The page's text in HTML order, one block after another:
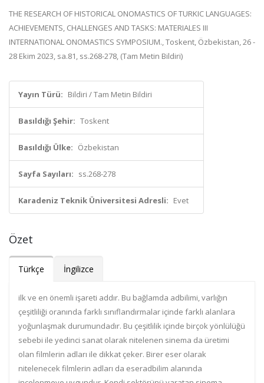
THE RESEARCH OF HISTORICAL ONOMASTICS OF TURKIC LANGUAGES:
ACHIEVEMENTS, CHALLENGES AND TASKS: MATERIALES III
INTERNATIONAL ONOMASTICS SYMPOSIUM., Toskent, Özbekistan, 26 -
28 Ekim 2023, sa.81, ss.268-278, (Tam Metin Bildiri)
Yayın Türü: Bildiri / Tam Metin Bildiri
Basıldığı Şehir: Toskent
Basıldığı Ülke: Özbekistan
Sayfa Sayıları: ss.268-278
Karadeniz Teknik Üniversitesi Adresli: Evet
Özet
Türkçe İngilizce
ilk ve en önemli işareti addır. Bu bağlamda adbilimi, varlığın
çeşitliliği oranında farklı sınıflandırmalar içinde farklı alanlara
yoğunlaşmak durumundadır. Bu çeşitlilik içinde birçok yönlülüğü
sebebi ile yedinci sanat olarak nitelenen sinema da üretimi
olan filmlerin adları ile dikkat çeker. Birer eser olarak
nitelenecek filmlerin adları da eseradbilim alanında